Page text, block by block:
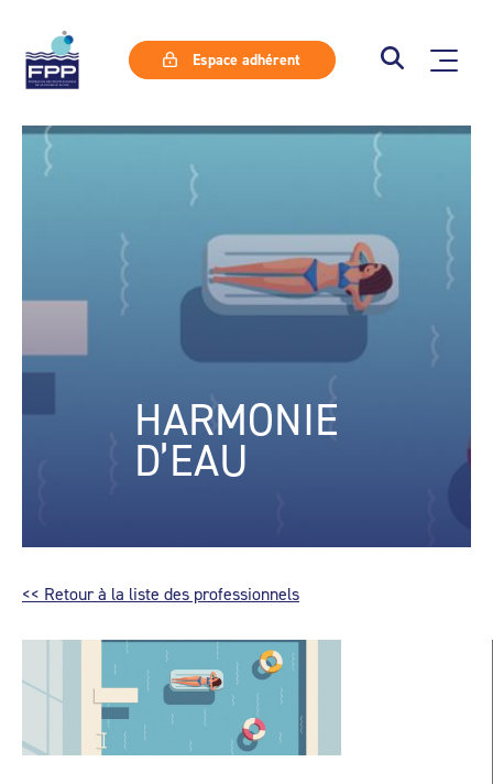
Espace adhérent
HARMONIE
D’EAU
<< Retour à la liste des professionnels